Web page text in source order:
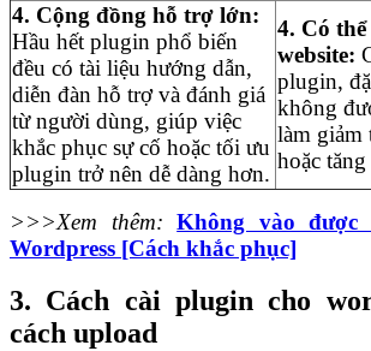
4. Cộng đồng hỗ trợ lớn:
Hầu hết plugin phổ biến
đều có tài liệu hướng dẫn,
diễn đàn hỗ trợ và đánh giá
từ người dùng, giúp việc
khắc phục sự cố hoặc tối ưu
plugin trở nên dễ dàng hơn.
4. Có
website:
plugin,
không
làm giảm
hoặc
>>>Xem thêm:Không vào
Wordpress [Cách khắc phục]
3. Cách cài plugin cho
cách upload